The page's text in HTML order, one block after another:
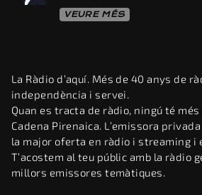
VEURE MÉS
La Ràdio d’aquí. Més de 40 anys de
independència i servei.
Quan es tracta de ràdio, ningú té
Cadena Pirenaica. L’emissora
la major oferta en ràdio i streaming i
T’acostem al teu públic amb la ràdio
millors emissores temàtiques.